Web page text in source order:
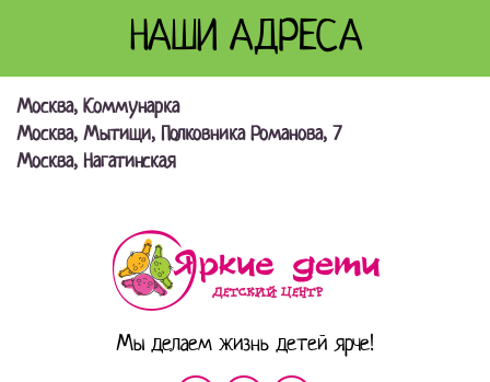
НАШИ АДРЕСА
Москва, Коммунарка
Москва, Мытищи, Полковника Романова, 7
Москва, Нагатинская
Мы делаем жизнь детей ярче!